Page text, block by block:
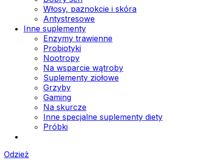
Włosy, paznokcie i skóra
Antystresowe
Inne suplementy
Enzymy trawienne
Probiotyki
Nootropy
Na wsparcie wątroby
Suplementy ziołowe
Grzyby
Gaming
Na skurcze
Inne specjalne suplementy diety
Próbki
Odzież